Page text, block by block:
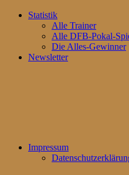
Statistik
Alle Trainer
Alle DFB-Pokal-
Die Alles-Gewinner
Newsletter
Impressum